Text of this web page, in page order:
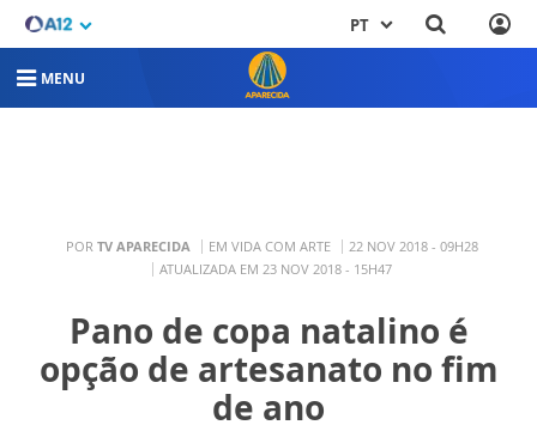
PT
MENU
POR TV APARECIDA EM VIDA COM ARTE
22 NOV 2018 - 09H28
ATUALIZADA EM 23 NOV 2018 - 15H47
Pano de copa natalino é
opção de artesanato no fim
de ano